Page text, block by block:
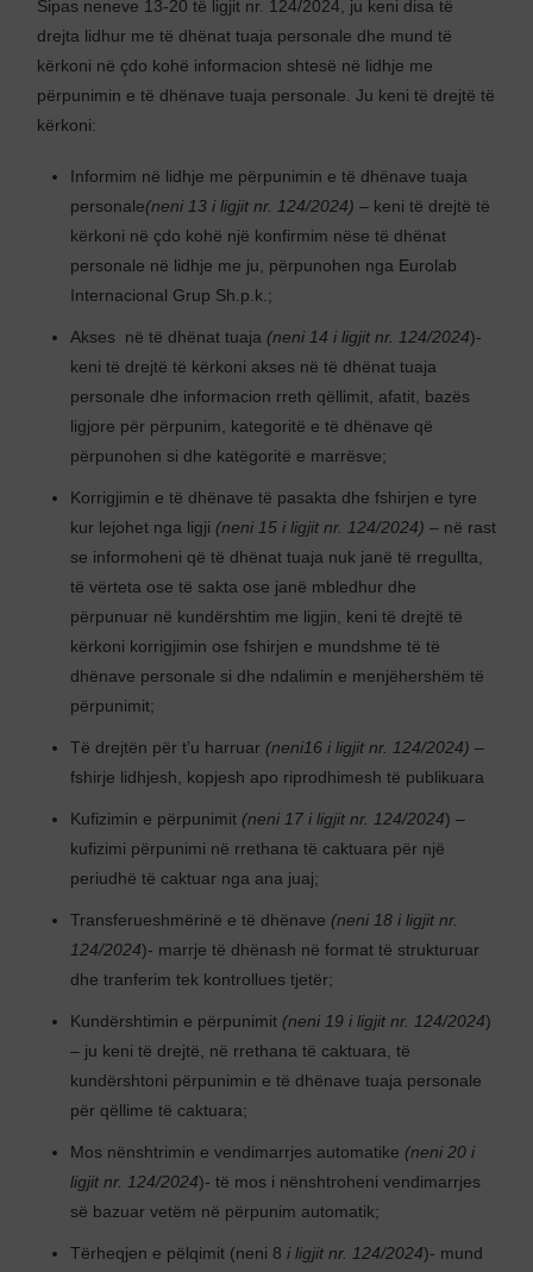
Sipas neneve 13-20 të ligjit nr. 124/2024, ju keni disa të
drejta lidhur me të dhënat tuaja personale dhe mund të
kërkoni në çdo kohë informacion shtesë në lidhje me
përpunimin e të dhënave tuaja personale. Ju keni të drejtë të
kërkoni:
Informim në lidhje me përpunimin e të dhënave tuaja
personale(neni 13 i ligjit nr. 124/2024) – keni të drejtë të
kërkoni në çdo kohë një konfirmim nëse të dhënat
personale në lidhje me ju, përpunohen nga Eurolab
Internacional Grup Sh.p.k.;
Akses në të dhënat tuaja (neni 14 i ligjit nr. 124/2024)-
keni të drejtë të kërkoni akses në të dhënat tuaja
personale dhe informacion rreth qëllimit, afatit, bazës
ligjore për përpunim, kategoritë e të dhënave që
përpunohen si dhe katëgoritë e marrësve;
Korrigjimin e të dhënave të pasakta dhe fshirjen e tyre
kur lejohet nga ligji (neni 15 i ligjit nr. 124/2024) – në rast
se informoheni që të dhënat tuaja nuk janë të rregullta,
të vërteta ose të sakta ose janë mbledhur dhe
përpunuar në kundërshtim me ligjin, keni të drejtë të
kërkoni korrigjimin ose fshirjen e mundshme të të
dhënave personale si dhe ndalimin e menjëhershëm të
përpunimit;
Të drejtën për t’u harruar (neni16 i ligjit nr. 124/2024) –
fshirje lidhjesh, kopjesh apo riprodhimesh të publikuara
Kufizimin e përpunimit (neni 17 i ligjit nr. 124/2024) –
kufizimi përpunimi në rrethana të caktuara për një
periudhë të caktuar nga ana juaj;
Transferueshmërinë e të dhënave (neni 18 i ligjit nr.
124/2024)- marrje të dhënash në format të strukturuar
dhe tranferim tek kontrollues tjetër;
Kundërshtimin e përpunimit (neni 19 i ligjit nr. 124/2024)
– ju keni të drejtë, në rrethana të caktuara, të
kundërshtoni përpunimin e të dhënave tuaja personale
për qëllime të caktuara;
Mos nënshtrimin e vendimarrjes automatike (neni 20 i
ligjit nr. 124/2024)- të mos i nënshtroheni vendimarrjes
së bazuar vetëm në përpunim automatik;
Tërheqjen e pëlqimit (neni 8 i ligjit nr. 124/2024)- mund